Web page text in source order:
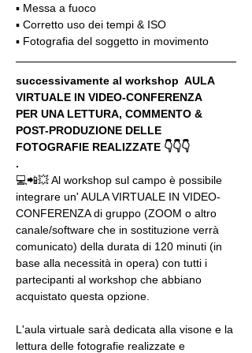
▪️ Messa a fuoco
▪️ Corretto uso dei tempi & ISO
▪️ Fotografia del soggetto in movimento
successivamente al workshop  AULA
VIRTUALE IN VIDEO-CONFERENZA
PER UNA LETTURA, COMMENTO &
POST-PRODUZIONE DELLE
FOTOGRAFIE REALIZZATE 👇👇👇
.
💻📲💥 Al workshop sul campo è possibile
integrare un' AULA VIRTUALE IN VIDEO-
CONFERENZA di gruppo (ZOOM o altro
canale/software che in sostituzione verrà
comunicato) della durata di 120 minuti (in
base alla necessità in opera) con tutti i
partecipanti al workshop che abbiano
acquistato questa opzione.
L'aula virtuale sarà dedicata alla visone e la
lettura delle fotografie realizzate e